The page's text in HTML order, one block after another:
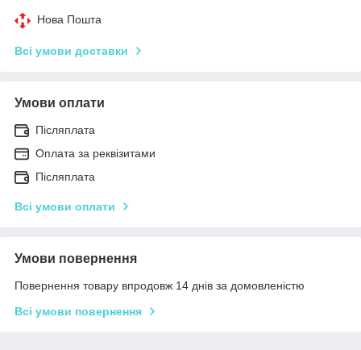
Нова Пошта
Всі умови доставки
Умови оплати
Післяплата
Оплата за реквізитами
Післяплата
Всі умови оплати
Умови повернення
Повернення товару впродовж 14 днів за домовленістю
Всі умови повернення